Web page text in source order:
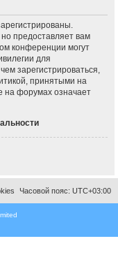
но предоставляет вам
конференции могут
для
зарегистрироваться,
принятыми на
на форумах означает
Часовой пояс: UTC+03:00